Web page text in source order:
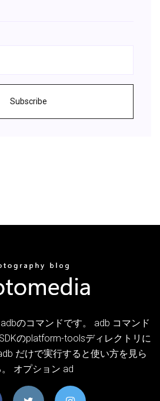
Subscribe
のコマンドです。 adb コマンド
のplatform-toolsディレクトリに
だけで実行すると使い方を見ら
オプション ad